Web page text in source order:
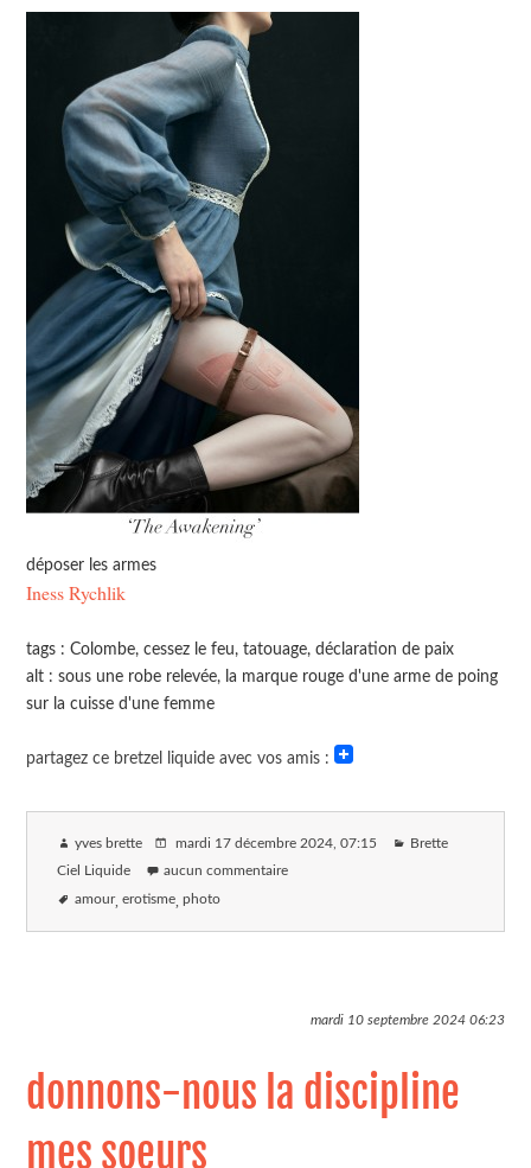
déposer les armes
Iness Rychlik
tags : Colombe, cessez le feu, tatouage, déclaration de paix
alt : sous une robe relevée, la marque rouge d'une arme de poing
sur la cuisse d'une femme
partagez ce bretzel liquide avec vos amis :
yves brette mardi 17 décembre 2024 , 07:15 Brette
Ciel Liquide aucun commentaire
amour erotisme photo
mardi 10 septembre 202406:23
donnons-nous la discipline
mes soeurs